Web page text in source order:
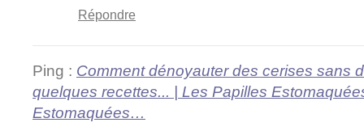
Répondre
Ping : Comment dénoyauter des cerises sans
quelques recettes... | Les Papilles
Estomaquées…